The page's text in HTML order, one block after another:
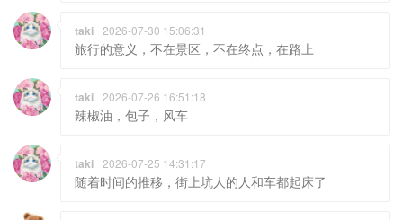
taki 2026-07-30 15:06:31
旅行的意义，不在景区，不在终点，在路上
taki 2026-07-26 16:51:18
辣椒油，包子，风车
taki 2026-07-25 14:31:17
随着时间的推移，街上坑人的人和车都起床了